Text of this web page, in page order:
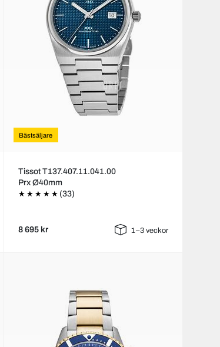
Bästsäljare
Tissot T137.407.11.041.00
Prx Ø40mm
(33)
8 695 kr 1–3 veckor